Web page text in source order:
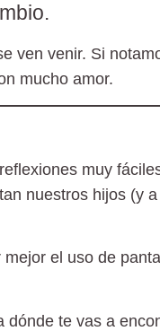
ven venir. Si
mucho amor.
muy
nuestros hijos (y
el uso de
te vas a